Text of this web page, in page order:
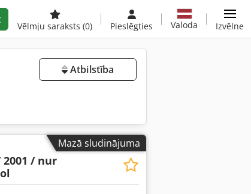
Vēlmju saraksts (0) Pieslēgties Valoda Izvēlne
Atbilstība
Mazā sludinājuma
2001 / nur